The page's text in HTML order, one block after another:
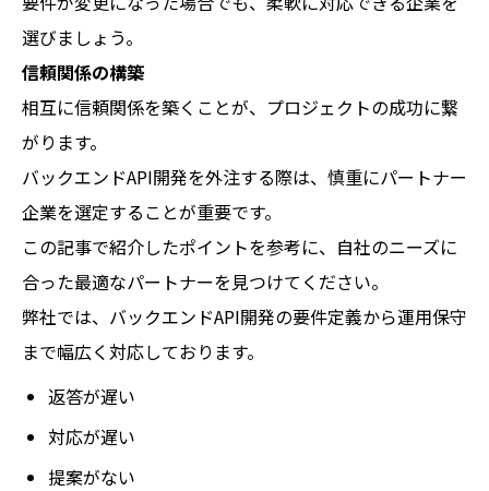
選びましょう。
信頼関係の構築
相互に信頼関係を築くことが、プロジェクトの成功に繋
がります。
バックエンドAPI開発を外注する際は、慎重にパートナー
企業を選定することが重要です。
この記事で紹介したポイントを参考に、自社のニーズに
合った最適なパートナーを見つけてください。
弊社では、バックエンドAPI開発の要件定義から運用保守
まで幅広く対応しております。
返答が遅い
対応が遅い
提案がない